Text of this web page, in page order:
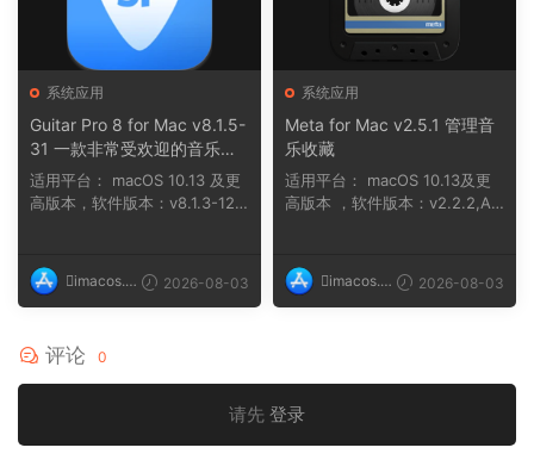
系统应用
Guitar Pro 8 for Mac v8.1.5-
31 一款非常受欢迎的音乐制
作软件
适用平台： macOS 10.13 及更
高版本，软件版本：v8.1.3-121
imacos.t
op
2026-08-03
系统应用
Meta for Mac v2.5.1 管理音
乐收藏
适用平台： macOS 10.13及更
高版本 ，软件版本：v2.2.2,AR
imacos.t
op
2026-08-03
评论 0
请先 登录